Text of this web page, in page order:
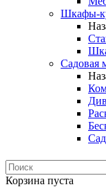
Шкафы-
Садовая
Корзина пуста